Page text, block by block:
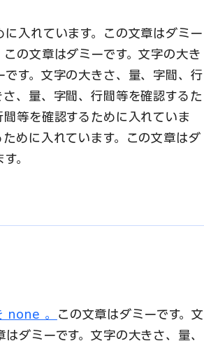
入れています。この文章はダミー
の文章はダミーです。文字の大き
す。文字の大きさ、量、字間、行
、量、字間、行間等を確認するた
等を確認するために入れていま
めに入れています。この文章はダ
。
none 。
この文章はダミーです。文
ダミーです。文字の大きさ、量、